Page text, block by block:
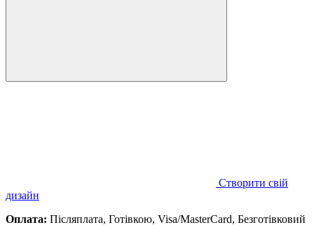
Створити свій
дизайн
Оплата: Післяплата, Готівкою, Visa/MasterCard, Безготівковий